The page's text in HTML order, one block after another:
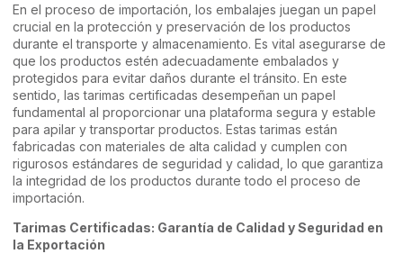
En el proceso de importación, los embalajes juegan un papel
crucial en la protección y preservación de los productos
durante el transporte y almacenamiento. Es vital asegurarse de
que los productos estén adecuadamente embalados y
protegidos para evitar daños durante el tránsito. En este
sentido, las tarimas certificadas desempeñan un papel
fundamental al proporcionar una plataforma segura y estable
para apilar y transportar productos. Estas tarimas están
fabricadas con materiales de alta calidad y cumplen con
rigurosos estándares de seguridad y calidad, lo que garantiza
la integridad de los productos durante todo el proceso de
importación.
Tarimas Certificadas: Garantía de Calidad y Seguridad en
la Exportación